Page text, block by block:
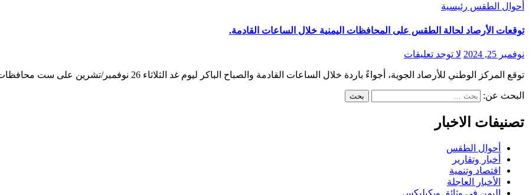
أحوال الطقس رئيسية
توقعات الأرصاد لحالة الطقس على المحافظات اليمنية خلال الساعات القادمة.
نوفمبر 25, 2024 لا توجد تعليقات
توقع المركز الوطني للأرصاد الجوية، أجواءً باردة خلال الساعات القادمة والصباح الباكر ليوم غد الثلاثاء 26 نوفمبر/تشرين على ست محافظات…
البحث عن:
تصنيفات الاخبار
أحوال الطقس
أخبار وتقارير
اقتصاد وتنمية
الأخبار العاجلة
اليمن في وثائق ويكيليكس